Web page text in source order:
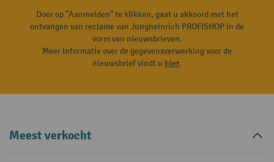
Door op "Aanmelden" te klikken, gaat u akkoord met het
ontvangen van reclame van Jungheinrich PROFISHOP in de
vorm van nieuwsbrieven.
Meer informatie over de gegevensverwerking voor de
nieuwsbrief vindt u hier.
Meest verkocht